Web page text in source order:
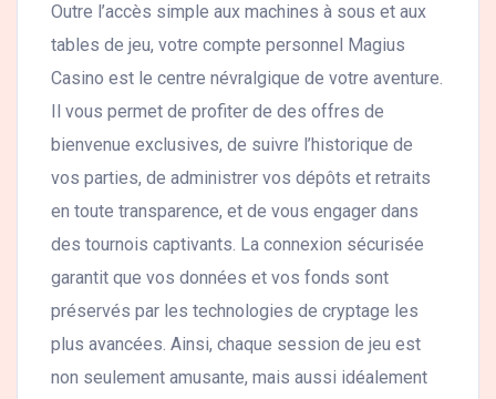
Outre l’accès simple aux machines à sous et aux
tables de jeu, votre compte personnel Magius
Casino est le centre névralgique de votre aventure.
Il vous permet de profiter de des offres de
bienvenue exclusives, de suivre l’historique de
vos parties, de administrer vos dépôts et retraits
en toute transparence, et de vous engager dans
des tournois captivants. La connexion sécurisée
garantit que vos données et vos fonds sont
préservés par les technologies de cryptage les
plus avancées. Ainsi, chaque session de jeu est
non seulement amusante, mais aussi idéalement